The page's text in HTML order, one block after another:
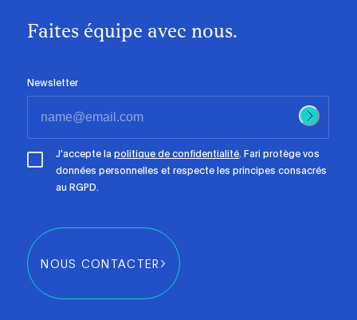
Faites équipe avec nous.
Newsletter
J'accepte lapolitique de confidentialité. Fari protège vos
données personnelles et respecte les principes consacrés
au RGPD.
NOUS CONTACTER